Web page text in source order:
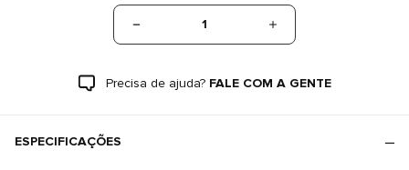
1
Precisa de ajuda? FALE COM A GENTE
ESPECIFICAÇÕES